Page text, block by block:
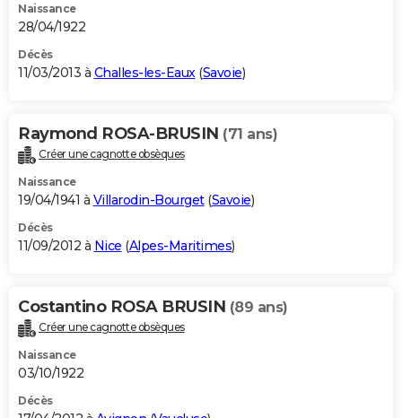
Naissance
28/04/1922
Décès
11/03/2013 à Challes-les-Eaux(Savoie)
Raymond ROSA-BRUSIN (71 ans)
Créer une cagnotte obsèques
Naissance
19/04/1941 à Villarodin-Bourget(Savoie)
Décès
11/09/2012 à Nice (Alpes-Maritimes)
Costantino ROSA BRUSIN (89 ans)
Créer une cagnotte obsèques
Naissance
03/10/1922
Décès